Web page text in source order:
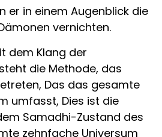
er in einem Augenblick die
vernichten.
dem Klang der
die Methode, das
Das das gesamte
umfasst, Dies ist die
Samadhi-Zustand des
zehnfache Universum